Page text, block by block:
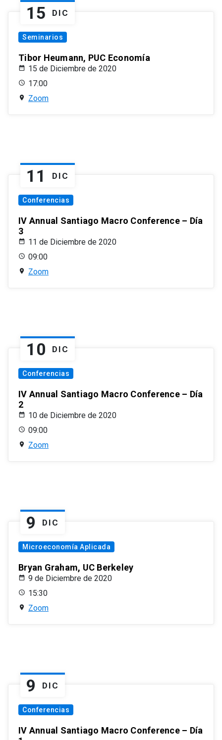
15 DIC
Seminarios
Tibor Heumann, PUC Economía
15 de Diciembre de 2020
17:00
Zoom
11 DIC
Conferencias
IV Annual Santiago Macro Conference – Día
3
11 de Diciembre de 2020
09:00
Zoom
10 DIC
Conferencias
IV Annual Santiago Macro Conference – Día
2
10 de Diciembre de 2020
09:00
Zoom
9 DIC
Microeconomía Aplicada
Bryan Graham, UC Berkeley
9 de Diciembre de 2020
15:30
Zoom
9 DIC
Conferencias
IV Annual Santiago Macro Conference – Día